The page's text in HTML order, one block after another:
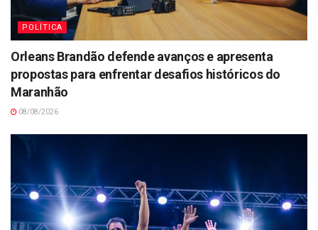
POLÍTICA
Orleans Brandão defende avanços e apresenta
propostas para enfrentar desafios históricos do
Maranhão
08/08/2026